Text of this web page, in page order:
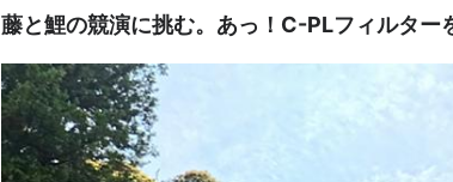
藤と鯉の競演に挑む。あっ！C-PLフィルター